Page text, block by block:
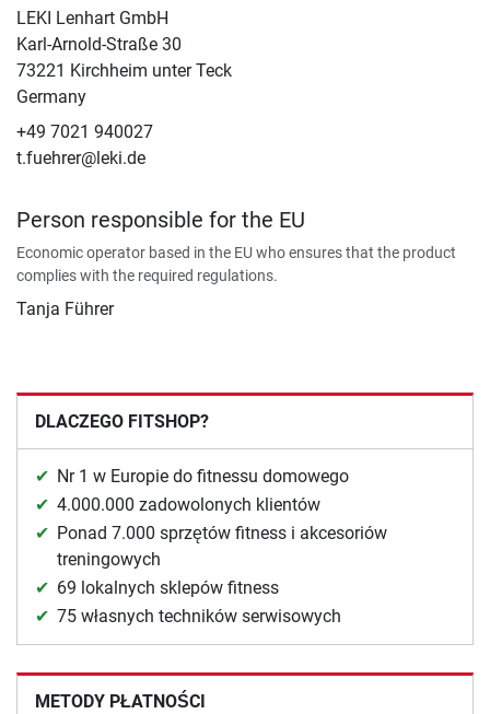
LEKI Lenhart GmbH
Karl-Arnold-Straße 30
73221 Kirchheim unter Teck
Germany
+49 7021 940027
t.fuehrer@leki.de
Person responsible for the EU
Economic operator based in the EU who ensures that the product
complies with the required regulations.
Tanja Führer
DLACZEGO FITSHOP?
Nr 1 w Europie do fitnessu domowego
4.000.000 zadowolonych klientów
Ponad 7.000 sprzętów fitness i akcesoriów
treningowych
69 lokalnych sklepów fitness
75 własnych techników serwisowych
METODY PŁATNOŚCI